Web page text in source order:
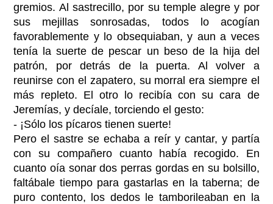
gremios. Al sastrecillo, por su temple alegre y por
sus mejillas sonrosadas, todos lo acogían
favorablemente y lo obsequiaban, y aun a veces
tenía la suerte de pescar un beso de la hija del
patrón, por detrás de la puerta. Al volver a
reunirse con el zapatero, su morral era siempre el
más repleto. El otro lo recibía con su cara de
Jeremías, y decíale, torciendo el gesto:
- ¡Sólo los pícaros tienen suerte!
Pero el sastre se echaba a reír y cantar, y partía
con su compañero cuanto había recogido. En
cuanto oía sonar dos perras gordas en su bolsillo,
faltábale tiempo para gastarlas en la taberna; de
puro contento, los dedos le tamborileaban en la